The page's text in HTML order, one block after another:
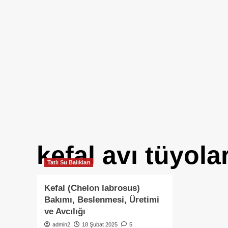
kefal avı
Tatlı Su Balıkları
Kefal (Chelon labrosus)
Bakımı, Beslenmesi, Üretimi
ve Avcılığı
admin2 18 Şubat 2025 5